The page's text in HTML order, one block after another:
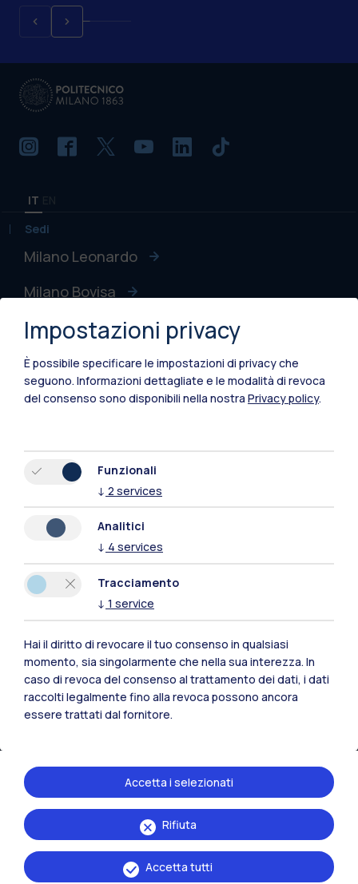
IT
Sedi
Milano Leonardo
Milano Bovisa
Cremona
Lecco
Mantova
Xi'an
Naviga il sito
Contattaci
Politecnico di Milano, Piazza Leonardo da Vinci 32, 20133 Milano | P.IVA
04376620151 - C.F. 80057930150
Impostazioni privacy
È possibile specificare le impostazioni di privacy che
seguono. Informazioni dettagliate e le modalità di revoca
del consenso sono disponibili nella nostra Privacy policy.
Funzionali
↓ 2 services
Analitici
↓ 4 services
Tracciamento
↓ 1 service
Hai il diritto di revocare il tuo consenso in qualsiasi
momento, sia singolarmente che nella sua interezza. In
caso di revoca del consenso al trattamento dei dati, i dati
raccolti legalmente fino alla revoca possono ancora
essere trattati dal fornitore.
Rifiuta
Accetta i selezionati
Accetta tutti